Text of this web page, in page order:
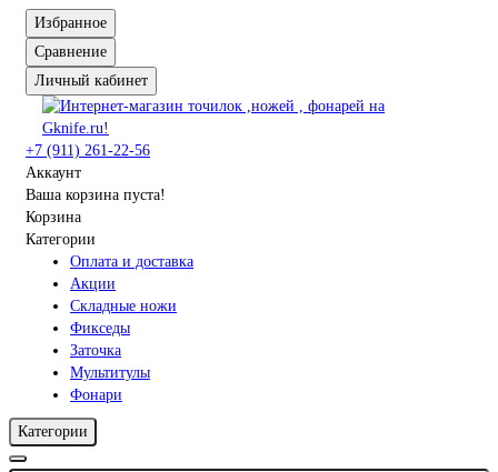
Избранное
Сравнение
Личный кабинет
+7 (911) 261-22-56
Аккаунт
Ваша корзина пуста!
Корзина
Категории
Оплата и доставка
Акции
Складные ножи
Фикседы
Заточка
Мультитулы
Фонари
Категории